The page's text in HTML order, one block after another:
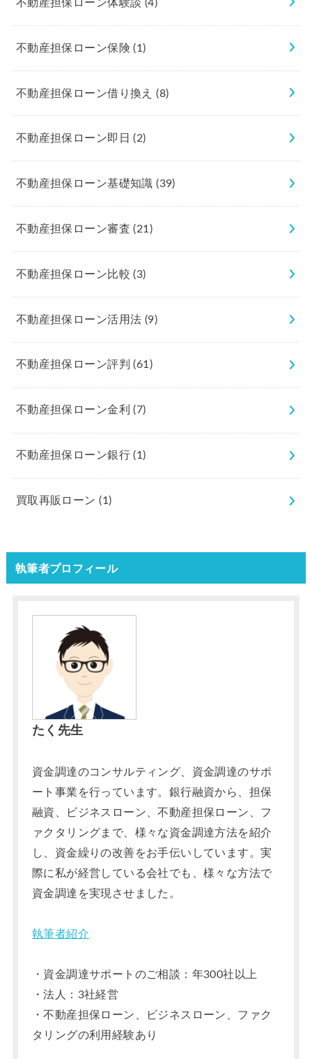
不動産担保ローン保険(1)
不動産担保ローン借り換え(8)
不動産担保ローン即日(2)
不動産担保ローン基礎知識(39)
不動産担保ローン審査(21)
不動産担保ローン比較(3)
不動産担保ローン活用法 (9)
不動産担保ローン評判(61)
不動産担保ローン金利(7)
不動産担保ローン銀行(1)
買取再販ローン(1)
執筆者プロフィール
たく先生
資金調達のコンサルティング、資金調達のサポ
ート事業を行っています。銀行融資から、担保
融資、ビジネスローン、不動産担保ローン、フ
ァクタリングまで、様々な資金調達方法を紹介
し、資金繰りの改善をお手伝いしています。実
際に私が経営している会社でも、様々な方法で
資金調達を実現させました。
執筆者紹介
・資金調達サポートのご相談：年300社以上
・法人：3社経営
・不動産担保ローン、ビジネスローン、ファク
タリングの利用経験あり